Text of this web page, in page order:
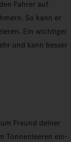
Fahrer auf
So kann er
Ein wichtiger
und kann besser
Freund deiner
Tonnenleeren ein-